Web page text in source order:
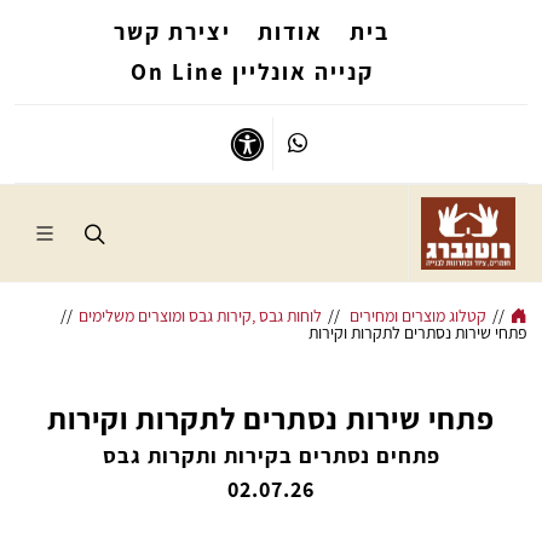
בית אודות
יצירת קשר
קנייה אונליין On Line
Whatsapp
// קטלוג מוצרים ומחירים // לוחות גבס ,קירות גבס ומוצרים משלימים //
פתחי שירות נסתרים לתקרות וקירות
פתחי שירות נסתרים לתקרות וקירות
פתחים נסתרים בקירות ותקרות גבס
02.07.26